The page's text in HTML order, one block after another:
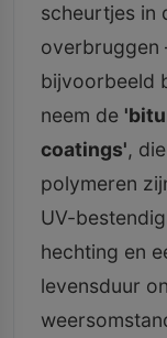
scheurtjes in
overbruggen
bijvoorbeeld
neem de
coatings',
polymeren
UV-
hechting en
levensduur